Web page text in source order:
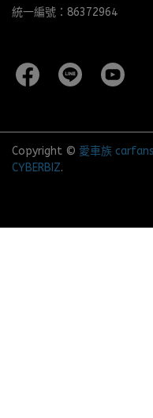
統一編號：86372964
Copyright © 愛車族 carfans
CYBERBIZ.